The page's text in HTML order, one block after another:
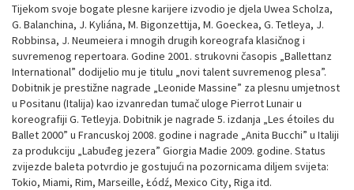
Tijekom svoje bogate plesne karijere izvodio je djela Uwea Scholza,
G. Balanchina, J. Kyliána, M. Bigonzettija, M. Goeckea, G. Tetleya, J.
Robbinsa, J. Neumeiera i mnogih drugih koreografa klasičnog i
suvremenog repertoara. Godine 2001. strukovni časopis „Ballettanz
International” dodijelio mu je titulu „novi talent suvremenog plesa”.
Dobitnik je prestižne nagrade „Leonide Massine” za plesnu umjetnost
u Positanu (Italija) kao izvanredan tumač uloge Pierrot Lunair u
koreografiji G. Tetleyja. Dobitnik je nagrade 5. izdanja „Les étoiles du
Ballet 2000” u Francuskoj 2008. godine i nagrade „Anita Bucchi” u Italiji
za produkciju „Labuđeg jezera” Giorgia Madie 2009. godine. Status
zvijezde baleta potvrdio je gostujući na pozornicama diljem svijeta:
Tokio, Miami, Rim, Marseille, Łódź, Mexico City, Riga itd.